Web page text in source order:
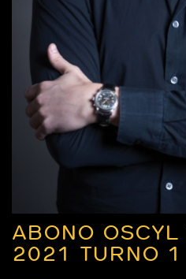
ABONO
2021 TURNO 1